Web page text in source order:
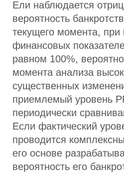
Ели наблюдается
вероятность
текущего момента, при
финансовых
равном 100%,
момента анализа
существенных
приемлемый уровень
периодически
Если фактический
проводится
его основе
вероятность его